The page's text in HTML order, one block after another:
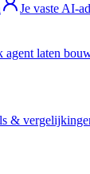
Je vaste AI-
agent laten
&